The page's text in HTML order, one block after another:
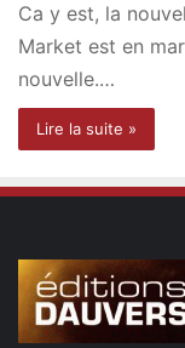
Ca y est, la
Market est en
nouvelle.…
Lire la suite »